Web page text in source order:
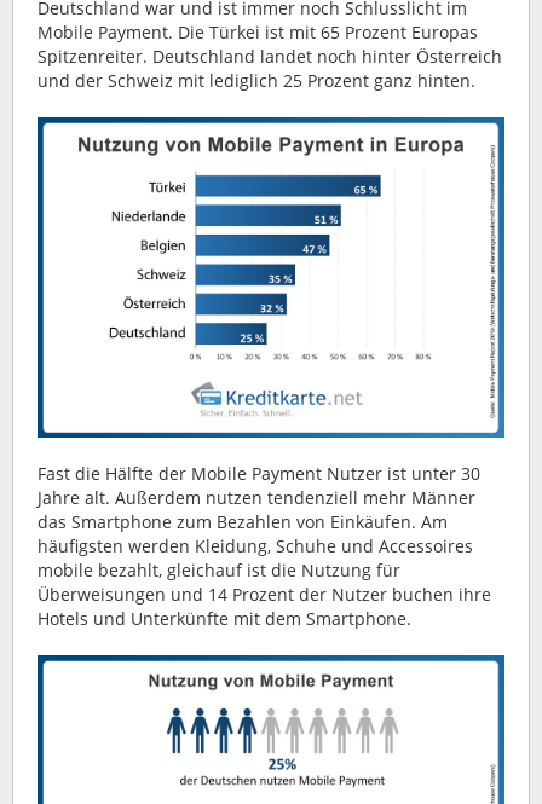
Deutschland war und ist immer noch Schlusslicht im
Mobile Payment. Die Türkei ist mit 65 Prozent Europas
Spitzenreiter. Deutschland landet noch hinter Österreich
und der Schweiz mit lediglich 25 Prozent ganz hinten.
Fast die Hälfte der Mobile Payment Nutzer ist unter 30
Jahre alt. Außerdem nutzen tendenziell mehr Männer
das Smartphone zum Bezahlen von Einkäufen. Am
häufigsten werden Kleidung, Schuhe und Accessoires
mobile bezahlt, gleichauf ist die Nutzung für
Überweisungen und 14 Prozent der Nutzer buchen ihre
Hotels und Unterkünfte mit dem Smartphone.